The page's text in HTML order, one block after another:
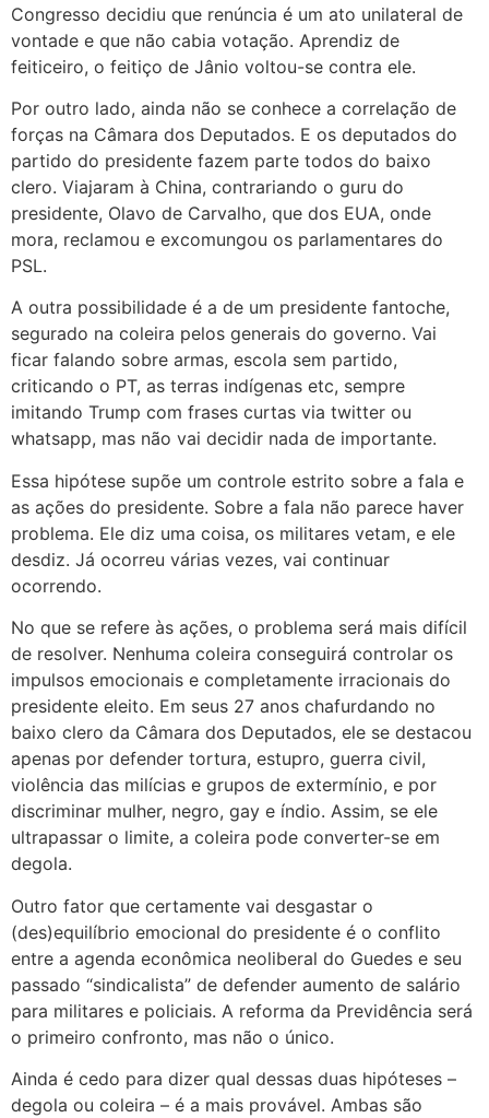
Congresso decidiu que renúncia é um ato unilateral de
vontade e que não cabia votação. Aprendiz de
feiticeiro, o feitiço de Jânio voltou-se contra ele.
Por outro lado, ainda não se conhece a correlação de
forças na Câmara dos Deputados. E os deputados do
partido do presidente fazem parte todos do baixo
clero. Viajaram à China, contrariando o guru do
presidente, Olavo de Carvalho, que dos EUA, onde
mora, reclamou e excomungou os parlamentares do
PSL.
A outra possibilidade é a de um presidente fantoche,
segurado na coleira pelos generais do governo. Vai
ficar falando sobre armas, escola sem partido,
criticando o PT, as terras indígenas etc, sempre
imitando Trump com frases curtas via twitter ou
whatsapp, mas não vai decidir nada de importante.
Essa hipótese supõe um controle estrito sobre a fala e
as ações do presidente. Sobre a fala não parece haver
problema. Ele diz uma coisa, os militares vetam, e ele
desdiz. Já ocorreu várias vezes, vai continuar
ocorrendo.
No que se refere às ações, o problema será mais difícil
de resolver. Nenhuma coleira conseguirá controlar os
impulsos emocionais e completamente irracionais do
presidente eleito. Em seus 27 anos chafurdando no
baixo clero da Câmara dos Deputados, ele se destacou
apenas por defender tortura, estupro, guerra civil,
violência das milícias e grupos de extermínio, e por
discriminar mulher, negro, gay e índio. Assim, se ele
ultrapassar o limite, a coleira pode converter-se em
degola.
Outro fator que certamente vai desgastar o
(des)equilíbrio emocional do presidente é o conflito
entre a agenda econômica neoliberal do Guedes e seu
passado “sindicalista” de defender aumento de salário
para militares e policiais. A reforma da Previdência será
o primeiro confronto, mas não o único.
Ainda é cedo para dizer qual dessas duas hipóteses –
degola ou coleira – é a mais provável. Ambas são